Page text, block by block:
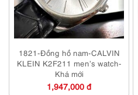
1821-Đồng hồ nam-CALVIN
KLEIN K2F211 men’s watch-
Khá mới
1,947,000 đ